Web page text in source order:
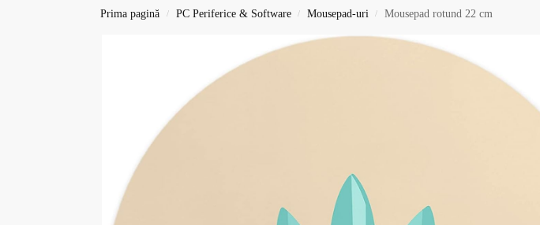
Prima pagină / PC Periferice & Software / Mousepad-uri / Mousepad rotund 22 cm